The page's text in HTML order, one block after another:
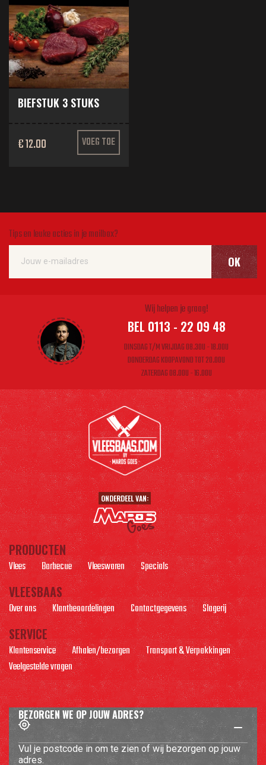
BEZORGEN WE OP JOUW ADRES?
Vul je postcode in om te zien of wij bezorgen op jouw
adres.
BIEFSTUK 3 STUKS
€ 12.00 VOEG TOE
Tips en leuke acties in je mailbox?
OK
Wij helpen je graag!
BEL 0113 - 22 09 48
DINSDAG T/M VRIJDAG 08.30U - 18.00U
DONDERDAG KOOPAVOND TOT 20.00U
ZATERDAG 08.00U - 16.00U
ONDERDEEL VAN:
PRODUCTEN
Vlees Barbecue Vleeswaren Specials
VLEESBAAS
Over ons Klantbeoordelingen Contactgegevens Slagerij
SERVICE
Klantenservice Afhalen/bezorgen
Transport & Verpakkingen
Veelgestelde vragen